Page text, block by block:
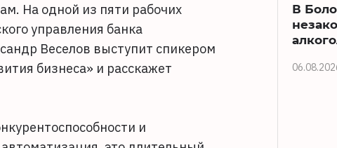
На одной из пяти рабочих
управления банка
Веселов выступит спикером
бизнеса» и расскажет
и
В